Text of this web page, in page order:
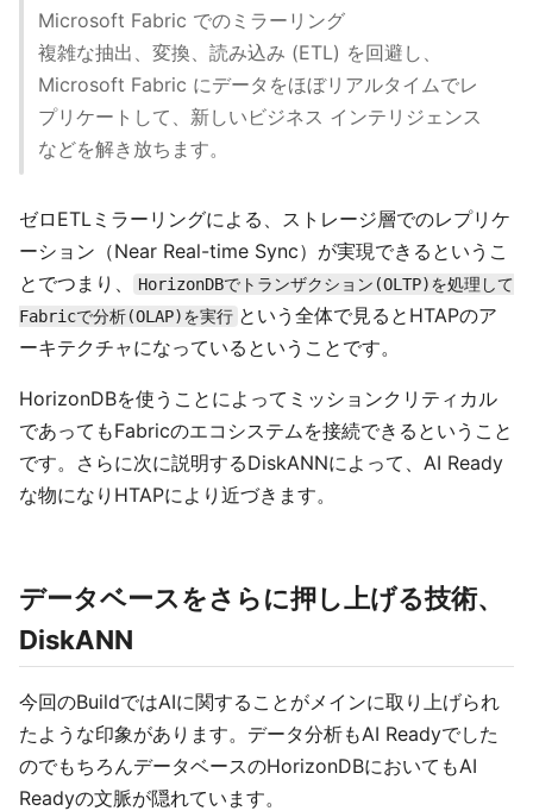
Microsoft Fabric でのミラーリング
複雑な抽出、変換、読み込み (ETL) を回避し、
Microsoft Fabric にデータをほぼリアルタイムでレ
プリケートして、新しいビジネス インテリジェンス
などを解き放ちます。
ゼロETLミラーリングによる、ストレージ層でのレプリケ
ーション（Near Real-time Sync）が実現できるというこ
とでつまり、
HorizonDBでトランザクション(OLTP)を処理して
Fabricで分析(OLAP)を実行 という全体で見るとHTAPのア
ーキテクチャになっているということです。
HorizonDBを使うことによってミッションクリティカル
であってもFabricのエコシステムを接続できるということ
です。さらに次に説明するDiskANNによって、AI Ready
な物になりHTAPにより近づきます。
データベースをさらに押し上げる技術、
DiskANN
今回のBuildではAIに関することがメインに取り上げられ
たような印象があります。データ分析もAI Readyでした
のでもちろんデータベースのHorizonDBにおいてもAI
Readyの文脈が隠れています。